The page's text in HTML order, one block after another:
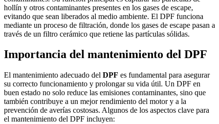
hollín y otros contaminantes presentes en los gases de escape,
evitando que sean liberados al medio ambiente. El DPF funciona
mediante un proceso de filtración, donde los gases de escape pasan a
través de un filtro cerámico que retiene las partículas sólidas.
Importancia del mantenimiento del DPF
El mantenimiento adecuado del DPF es fundamental para asegurar
su correcto funcionamiento y prolongar su vida útil. Un DPF en
buen estado no solo reduce las emisiones contaminantes, sino que
también contribuye a un mejor rendimiento del motor y a la
prevención de averías costosas. Algunos de los aspectos clave para
el mantenimiento del DPF incluyen: